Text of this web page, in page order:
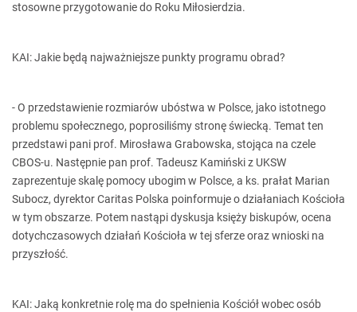
stosowne przygotowanie do Roku Miłosierdzia.
KAI: Jakie będą najważniejsze punkty programu obrad?
- O przedstawienie rozmiarów ubóstwa w Polsce, jako istotnego
problemu społecznego, poprosiliśmy stronę świecką. Temat ten
przedstawi pani prof. Mirosława Grabowska, stojąca na czele
CBOS-u. Następnie pan prof. Tadeusz Kamiński z UKSW
zaprezentuje skalę pomocy ubogim w Polsce, a ks. prałat Marian
Subocz, dyrektor Caritas Polska poinformuje o działaniach Kościoła
w tym obszarze. Potem nastąpi dyskusja księży biskupów, ocena
dotychczasowych działań Kościoła w tej sferze oraz wnioski na
przyszłość.
KAI: Jaką konkretnie rolę ma do spełnienia Kościół wobec osób